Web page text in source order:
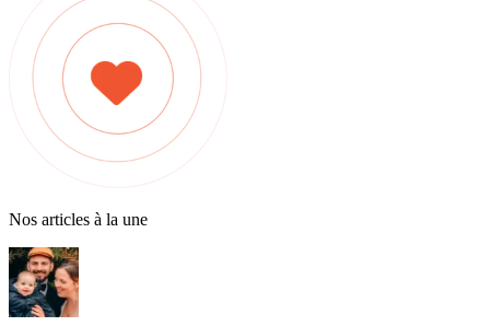
Nos articles à la une